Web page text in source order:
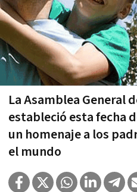
La Asamblea General
estableció esta fecha
un homenaje a los
el mundo